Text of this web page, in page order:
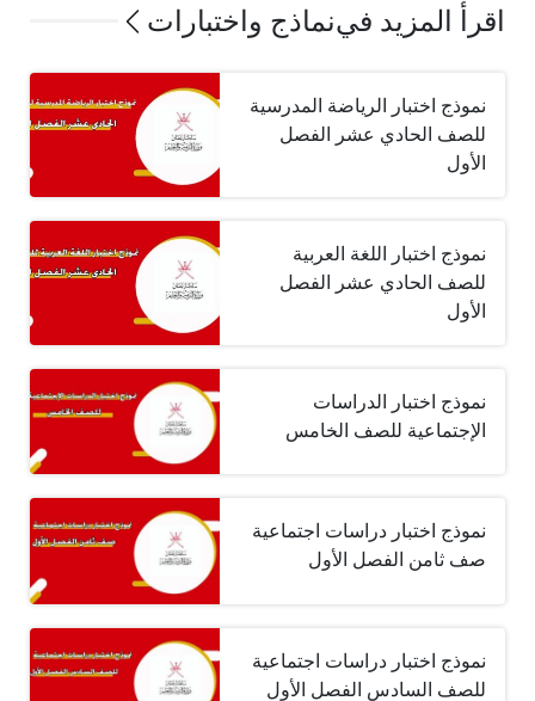
اقرأ المزيد فينماذج واختبارات
نموذج اختبار الرياضة المدرسية
للصف الحادي عشر الفصل
الأول
نموذج اختبار اللغة العربية
للصف الحادي عشر الفصل
الأول
نموذج اختبار الدراسات
الإجتماعية للصف الخامس
نموذج اختبار دراسات اجتماعية
صف ثامن الفصل الأول
نموذج اختبار دراسات اجتماعية
للصف السادس الفصل الأول